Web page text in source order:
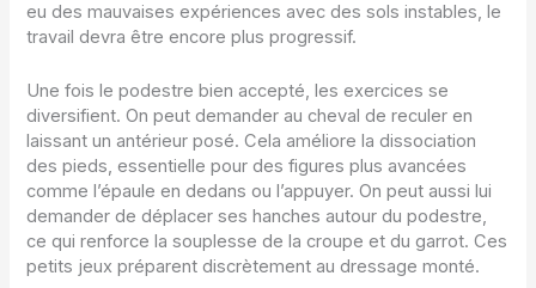
eu des mauvaises expériences avec des sols instables, le
travail devra être encore plus progressif.
Une fois le podestre bien accepté, les exercices se
diversifient. On peut demander au cheval de reculer en
laissant un antérieur posé. Cela améliore la dissociation
des pieds, essentielle pour des figures plus avancées
comme l’épaule en dedans ou l’appuyer. On peut aussi lui
demander de déplacer ses hanches autour du podestre,
ce qui renforce la souplesse de la croupe et du garrot. Ces
petits jeux préparent discrètement au dressage monté.